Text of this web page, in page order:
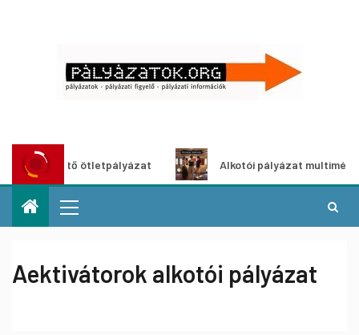
ötletpályázat Alkotói pályázat multimédia-
Aektivátorok alkotói pályázat